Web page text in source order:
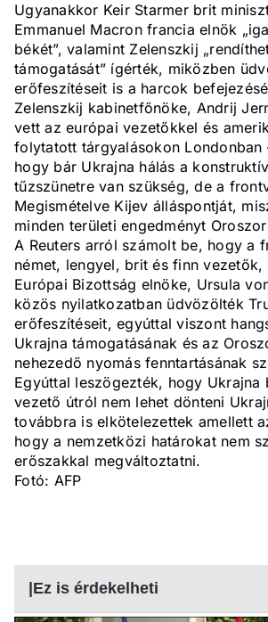
Ugyanakkor Keir Starmer brit
Emmanuel Macron francia elnök
békét”, valamint Zelenszkij
támogatását” ígérték, miközben
erőfeszítéseit is a harcok
Zelenszkij kabinetfőnöke, Andrij
vett az európai vezetőkkel és
folytatott tárgyalásokon Londonban
hogy bár Ukrajna hálás a
tűzszünetre van szükség, de a
Megismételve Kijev álláspontját,
minden területi engedményt
A Reuters arról számolt be, hogy a
német, lengyel, brit és finn vezetők,
Európai Bizottság elnöke, Ursula
közös nyilatkozatban üdvözölték
erőfeszítéseit, egyúttal viszont
Ukrajna támogatásának és az
nehezedő nyomás fenntartásának
Egyúttal leszögezték, hogy Ukrajna
vezető útról nem lehet dönteni
továbbra is elkötelezettek amellett
hogy a nemzetközi határokat nem
erőszakkal megváltoztatni.
Fotó: AFP